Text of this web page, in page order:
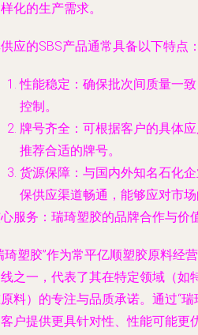
化的生产需求。
应的SBS产品通常具备以下特点：
性能稳定 ：确保批次间质量一
控制。
牌号齐全 ：可根据客户的具体
推荐合适的牌号。
货源保障 ：与国内外知名石化
保供应渠道畅通，能够应对市场
服务：瑞琦塑胶的品牌合作与价
琦塑胶”作为常平亿顺塑胶原料经
之一，代表了其在特定领域（如
料）的专注与品质承诺。通过“
户提供更具针对性、性能可能更